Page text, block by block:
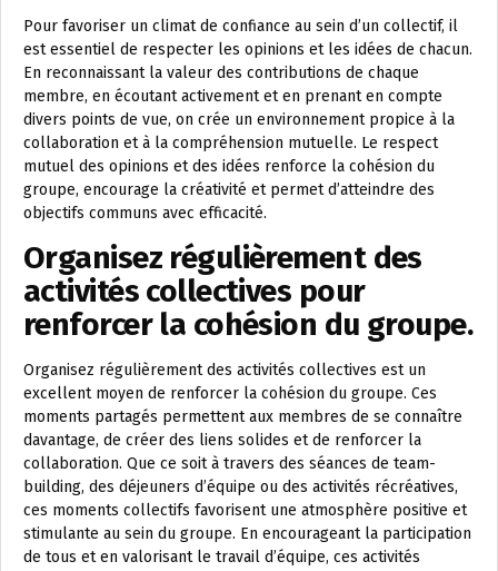
Pour favoriser un climat de confiance au sein d’un collectif, il
est essentiel de respecter les opinions et les idées de chacun.
En reconnaissant la valeur des contributions de chaque
membre, en écoutant activement et en prenant en compte
divers points de vue, on crée un environnement propice à la
collaboration et à la compréhension mutuelle. Le respect
mutuel des opinions et des idées renforce la cohésion du
groupe, encourage la créativité et permet d’atteindre des
objectifs communs avec efficacité.
Organisez régulièrement des
activités collectives pour
renforcer la cohésion du groupe.
Organisez régulièrement des activités collectives est un
excellent moyen de renforcer la cohésion du groupe. Ces
moments partagés permettent aux membres de se connaître
davantage, de créer des liens solides et de renforcer la
collaboration. Que ce soit à travers des séances de team-
building, des déjeuners d’équipe ou des activités récréatives,
ces moments collectifs favorisent une atmosphère positive et
stimulante au sein du groupe. En encourageant la participation
de tous et en valorisant le travail d’équipe, ces activités